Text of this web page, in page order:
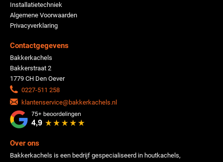
Installatietechniek
Algemene Voorwaarden
Privacyverklaring
Contactgegevens
Bakkerkachels
Bakkerstraat 2
1779 CH Den Oever
0227-511 258
klantenservice@bakkerkachels.nl
Over ons
Bakkerkachels is een bedrijf gespecialiseerd in houtkachels,